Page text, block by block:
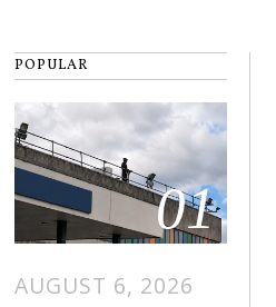
POPULAR
01
AUGUST 6, 2026